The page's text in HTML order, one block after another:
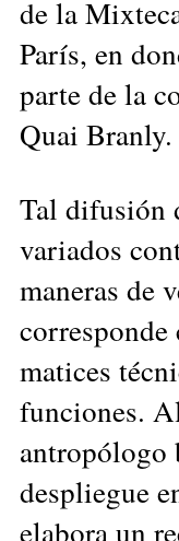
de la
París, en
parte de la
Quai Branly.
Tal difusión
variados
maneras de
matices
funciones.
antropólogo
despliegue
elabora un